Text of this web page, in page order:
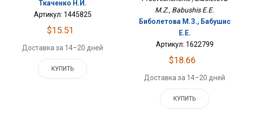
Ткаченко Н.И.
Артикул: 1445825
$15.51
Доставка за 14–20 дней
КУПИТЬ
M.Z., Babushis E.E.
Биболетова М.З., Бабушис
Е.Е.
Артикул: 1622799
$18.66
Доставка за 14–20 дней
КУПИТЬ